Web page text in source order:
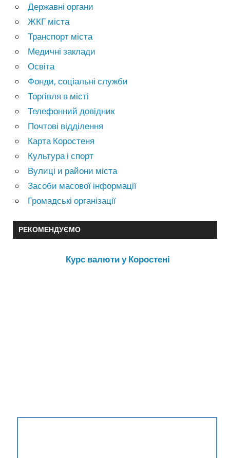
Державні органи
ЖКГ міста
Транспорт міста
Медичні заклади
Освіта
Фонди, соціальні служби
Торгівля в місті
Телефонний довідник
Почтові відділення
Карта Коростеня
Культура і спорт
Вулиці и райони міста
Засоби масової інформації
Громадські організації
РЕКОМЕНДУЄМО
Курс валюти у Коростені